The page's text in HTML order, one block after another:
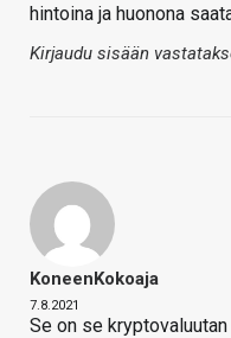
hintoina ja huonona
Kirjaudu sisään
KoneenKokoaja
7.8.2021
Se on se